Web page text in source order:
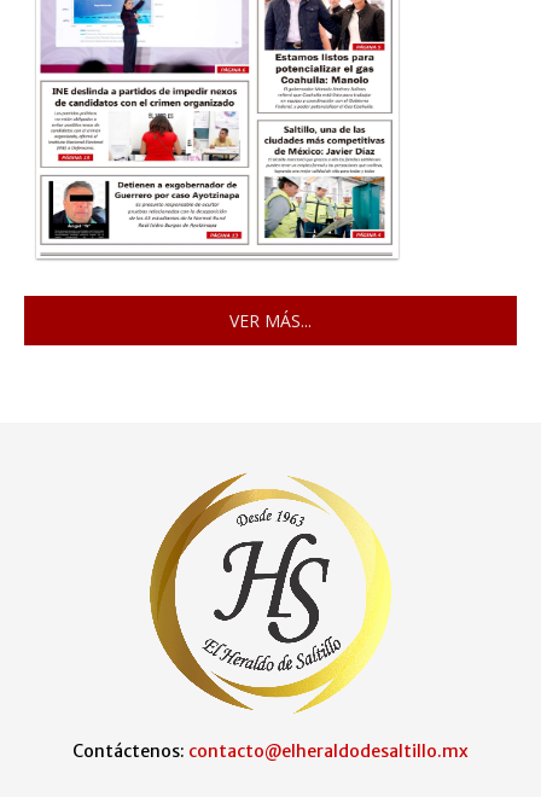
VER MÁS...
Contáctenos: contacto@elheraldodesaltillo.mx